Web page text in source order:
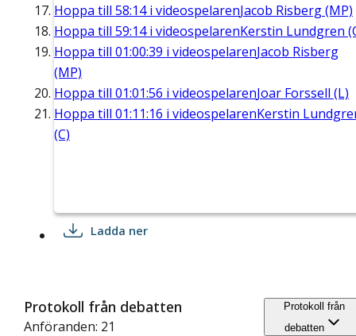
Hoppa till 58:14i videospelarenJacob Risberg (MP)
Hoppa till 59:14i videospelarenKerstin Lundgren
Hoppa till 01:00:39 i videospelarenJacob Risberg
(MP)
Hoppa till 01:01:56 i videospelarenJoar Forssell (L)
Hoppa till 01:11:16 i videospelarenKerstin
(C)
Ladda ner
Protokoll från debatten
Anföranden: 21
Protokoll från
debatten